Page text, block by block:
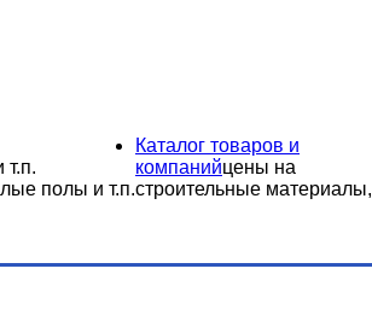
т.п.
полы и т.п.
Каталог товаров и
компанийцены на
строительные материалы,